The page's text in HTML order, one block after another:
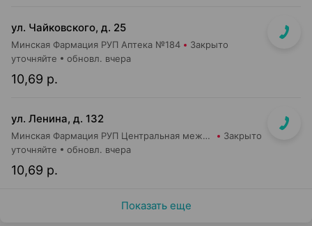
ул. Чайковского, д. 25
Минская Фармация РУП Аптека №184 Закрыто
10,69 р.
уточняйте обновл. вчера
ул. Ленина, д. 132
Минская Фармация РУП Центральная межрайонная аптека №80 Закрыто
10,69 р.
уточняйте обновл. вчера
Показать еще